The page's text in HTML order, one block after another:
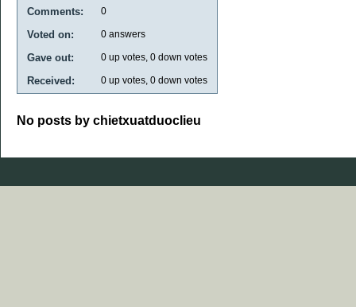
Comments: 0
Voted on: 0 answers
Gave out: 0 up votes, 0 down votes
Received: 0 up votes, 0 down votes
No posts by chietxuatduoclieu